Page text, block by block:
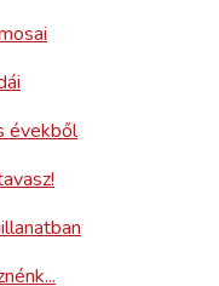
évekből